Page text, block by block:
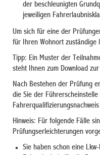
der beschleunigten
jeweiligen
Um sich für eine der
für Ihren Wohnort zuständige
Tipp: Ein Muster der
steht Ihnen zum Download
Nach Bestehen der Prüfung
die Sie der
Hinweis: Für folgende Fälle
Prüfungserleichterungen
Sie haben schon eine